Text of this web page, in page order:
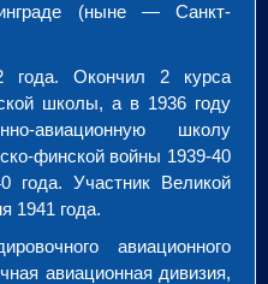
(ныне — Санкт-
Окончил 2 курса
школы, а в 1936 году
авиационную школу
финской войны 1939-40
года. Участник Великой
1941 года.
авиационного
авиационная дивизия,